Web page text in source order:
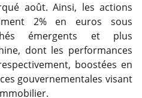
août. Ainsi, les actions
2% en euros sous
émergents et plus
dont les performances
boostées en
gouvernementales visant